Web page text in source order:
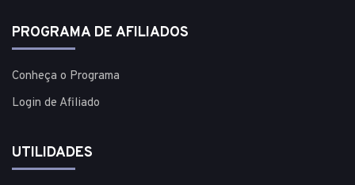
PROGRAMA DE AFILIADOS
Conheça o Programa
Login de Afiliado
UTILIDADES